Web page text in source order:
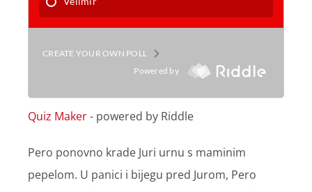
Quiz Maker- powered by Riddle
Pero ponovno krade Juri urnu s maminim
pepelom. U panici i bijegu pred Jurom, Pero